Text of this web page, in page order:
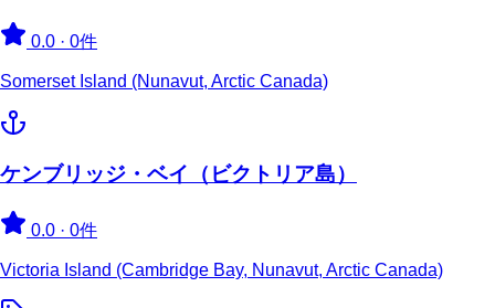
0.0 · 0件
Somerset Island (Nunavut, Arctic Canada)
ケンブリッジ・ベイ（ビクトリア島）
0.0 · 0件
Victoria Island (Cambridge Bay, Nunavut, Arctic Canada)